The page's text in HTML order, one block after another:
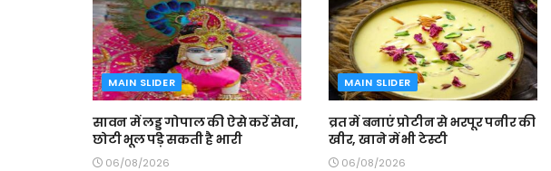
MAIN SLIDER
सावन में लड्डू गोपाल की ऐसे करें सेवा,
छोटी भूल पड़ सकती है भारी
06/08/2026
MAIN SLIDER
व्रत में बनाएं प्रोटीन से भरपूर पनीर की
खीर, खाने में भी टेस्टी
06/08/2026